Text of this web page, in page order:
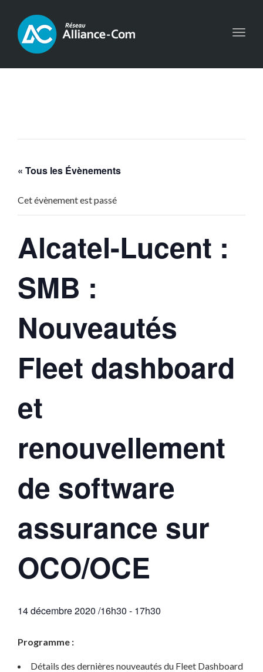
« Tous les Évènements
Cet évènement est passé
Alcatel-Lucent :
SMB :
Nouveautés
Fleet dashboard
et
renouvellement
de software
assurance sur
OCO/OCE
14 décembre 2020 /16h30 - 17h30
Programme :
Détails des dernières nouveautés du Fleet Dashboard